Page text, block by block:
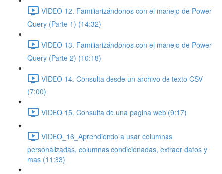
VIDEO 12. Familiarizándonos con el manejo de Power
Query (Parte 1) (14:32)
VIDEO 13. Familiarizándonos con el manejo de Power
Query (Parte 2) (10:18)
VIDEO 14. Consulta desde un archivo de texto CSV
(7:00)
VIDEO 15. Consulta de una pagina web (9:17)
VIDEO_16_Aprendiendo a usar columnas
personalizadas, columnas condicionadas, extraer datos y
mas (11:33)